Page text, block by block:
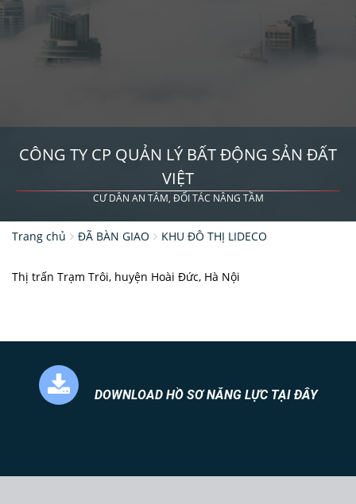
CÔNG TY CP QUẢN LÝ BẤT ĐỘNG SẢN ĐẤT
VIỆT
CƯ DÂN AN TÂM, ĐỐI TÁC NÂNG TẦM
Trang chủ ĐÃ BÀN GIAO KHU ĐÔ THỊ LIDECO
Thị trấn Trạm Trôi, huyện Hoài Đức, Hà Nội
DOWNLOAD HỒ SƠ NĂNG LỰC TẠI ĐÂY